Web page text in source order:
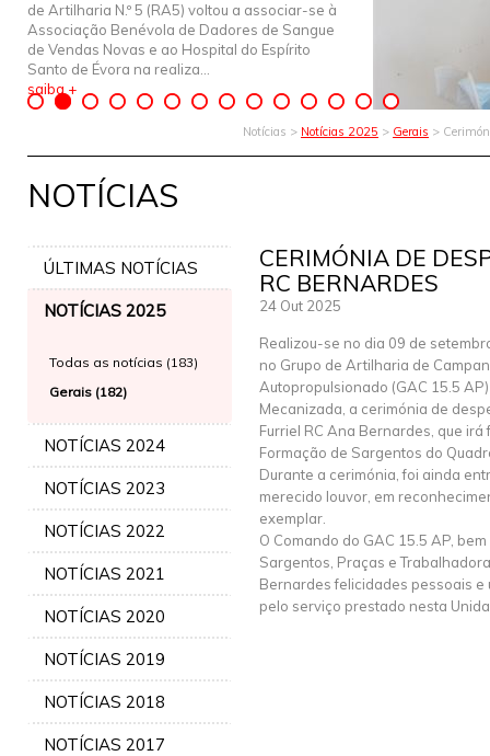
de Artilharia N.º 5 (RA5) voltou a associar-se à
Associação Benévola de Dadores de Sangue
de Vendas Novas e ao Hospital do Espírito
Santo de Évora na realiza...
saiba +
Notícias > Notícias 2025 > Gerais >
NOTÍCIAS
ÚLTIMAS NOTÍCIAS
NOTÍCIAS 2025
Todas as notícias (183)
Gerais (182)
NOTÍCIAS 2024
NOTÍCIAS 2023
NOTÍCIAS 2022
NOTÍCIAS 2021
NOTÍCIAS 2020
NOTÍCIAS 2019
NOTÍCIAS 2018
NOTÍCIAS 2017
CERIMÓNIA DE
RC BERNARDES
24 Out 2025
Realizou-se no dia 09 de
no Grupo de Artilharia de
Autopropulsionado (GAC 15.5
Mecanizada, a cerimónia de
Furriel RC Ana Bernardes, que irá
Formação de Sargentos do
Durante a cerimónia, foi ainda
merecido louvor, em
exemplar.
O Comando do GAC 15.5 AP,
Sargentos, Praças e
Bernardes felicidades pessoais
pelo serviço prestado nesta